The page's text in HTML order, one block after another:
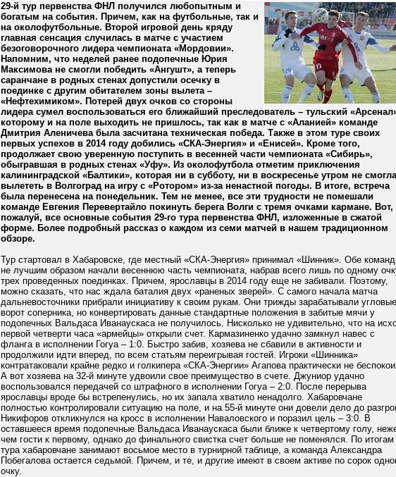
29-й тур первенства ФНЛ получился любопытным и
богатым на события. Причем, как на футбольные, так и
на околофутбольные. Второй игровой день кряду
главная сенсация случилась в матче с участием
безоговорочного лидера чемпионата «Мордовии».
Напомним, что неделей ранее подопечные Юрия
Максимова не смогли победить «Ангушт», а теперь
саранчане в родных стенах допустили осечку в
поединке с другим обитателем зоны вылета –
«Нефтехимиком». Потерей двух очков со стороны
лидера сумел воспользоваться его ближайший преследователь – тульский
которому и на поле выходить не пришлось, так как в матче с «Аланией» команде
Дмитрия Аленичева была засчитана техническая победа. Также в этом туре своих
первых успехов в 2014 году добились «СКА-Энергия» и «Енисей». Кроме того,
продолжает свою уверенную поступить в весенней части чемпионата «Сибирь»,
обыгравшая в родных стенах «Уфу». Из околофутбола отметим приключения
калининградской «Балтики», которая ни в субботу, ни в воскресенье утром не смогла
вылететь в Волгоград на игру с «Ротором» из-за ненастной погоды. В итоге, встреча
была перенесена на понедельник. Тем не менее, все эти трудности не помешали
команде Евгения Перевертайло покинуть берега Волги с тремя очками кармане. Вот,
пожалуй, все основные события 29-го тура первенства ФНЛ, изложенные в сжатой
форме. Более подробный рассказ о каждом из семи матчей в нашем традиционном
обзоре.
Тур стартовал в Хабаровске, где местный «СКА-Энергия» принимал «Шинник». Обе
не лучшим образом начали весеннюю часть чемпионата, набрав всего лишь по одному
трех проведенных поединках. Причем, ярославцы в 2014 году еще не забивали. Поэтому,
можно сказать, что нас ждала баталия двух «раненых зверей». С самого начала матча
дальневосточники прибрали инициативу к своим рукам. Они трижды зарабатывали
ворот соперника, но конвертировать данные стандартные положения в забитые мячи у
подопечных Вальдаса Иванаускаса не получилось. Нисколько не удивительно, что на
первой четверти часа «армейцы» открыли счет. Кармазиненко удачно замкнул навес с
фланга в исполнении Гогуа – 1:0. Быстро забив, хозяева не сбавили в активности и
продолжили идти вперед, по всем статьям переигрывая гостей. Игроки «Шинника»
контратаковали крайне редко и голкипера «СКА-Энергии» Агапова практически не
А вот хозяева на 32-й минуте удвоили свое преимущество в счете. Джуниор удачно
воспользовался передачей со штрафного в исполнении Гогуа – 2:0. После перерыва
ярославцы вроде бы встрепенулись, но их запала хватило ненадолго. Хабаровчане
полностью контролировали ситуацию на поле, и на 55-й минуте они довели дело до
Никифоров откликнулся на кросс в исполнении Наваловского и поразил цель – 3:0. В
оставшееся время подопечные Вальдаса Иванаускаса были ближе к четвертому голу,
чем гости к первому, однако до финального свистка счет больше не поменялся. По итогам
тура хабаровчане занимают восьмое место в турнирной таблице, а команда Александра
Побегалова остается седьмой. Причем, и те, и другие имеют в своем активе по сорок
очку.